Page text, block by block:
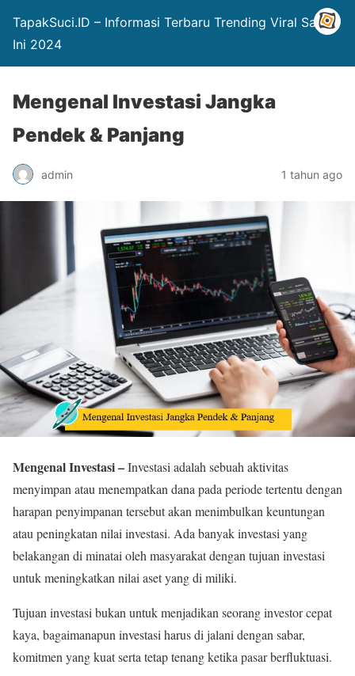
TapakSuci.ID – Informasi Terbaru Trending Viral Saat
Ini 2024
Mengenal Investasi Jangka
Pendek & Panjang
admin 1 tahun ago
Mengenal Investasi –Investasi adalah sebuah aktivitas
menyimpan atau menempatkan dana pada periode tertentu dengan
harapan penyimpanan tersebut akan menimbulkan keuntungan
atau peningkatan nilai investasi. Ada banyak investasi yang
belakangan di minatai oleh masyarakat dengan tujuan investasi
untuk meningkatkan nilai aset yang di miliki.
Tujuan investasi bukan untuk menjadikan seorang investor cepat
kaya, bagaimanapun investasi harus di jalani dengan sabar,
komitmen yang kuat serta tetap tenang ketika pasar berfluktuasi.